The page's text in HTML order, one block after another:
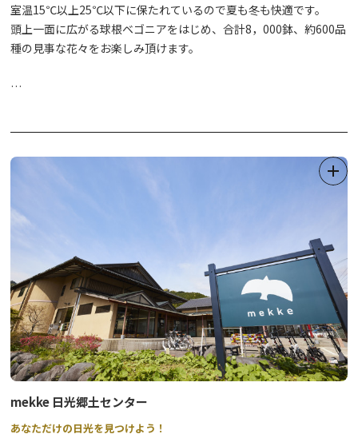
室温15℃以上25℃以下に保たれているので夏も冬も快適です。
頭上一面に広がる球根ベゴニアをはじめ、合計8，000鉢、約600品
種の見事な花々をお楽しみ頂けます。
とりどりの華麗な姿をお楽しみいただけます。
春には14色60,000株のビオラが植栽され、最盛期は花のじゅうた
ダリア園は完全屋外となっておりますので、雨天時等は特に足元に
いちご狩り〈30分間食べ放題〉(12月中旬〜6月上旬)
スカイベリー、とちあいか、とちおとめ、やよいひめの4品種のう
ちどれが食べられるかは当日のお楽しみ！
mekke 日光郷土センター
あなただけの日光を見つけよう！